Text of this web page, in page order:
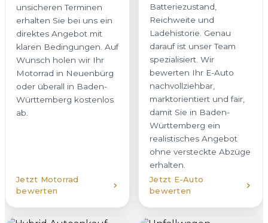
unsicheren Terminen
erhalten Sie bei uns ein
direktes Angebot mit
klaren Bedingungen. Auf
Wunsch holen wir Ihr
Motorrad in Neuenbürg
oder überall in Baden-
Württemberg kostenlos
ab.
Jetzt Motorrad
bewerten
Batteriezustand,
Reichweite und
Ladehistorie. Genau
darauf ist unser Team
spezialisiert. Wir
bewerten Ihr E-Auto
nachvollziehbar,
marktorientiert und fair,
damit Sie in Baden-
Württemberg ein
realistisches Angebot
ohne versteckte Abzüge
erhalten.
Jetzt E-Auto
bewerten